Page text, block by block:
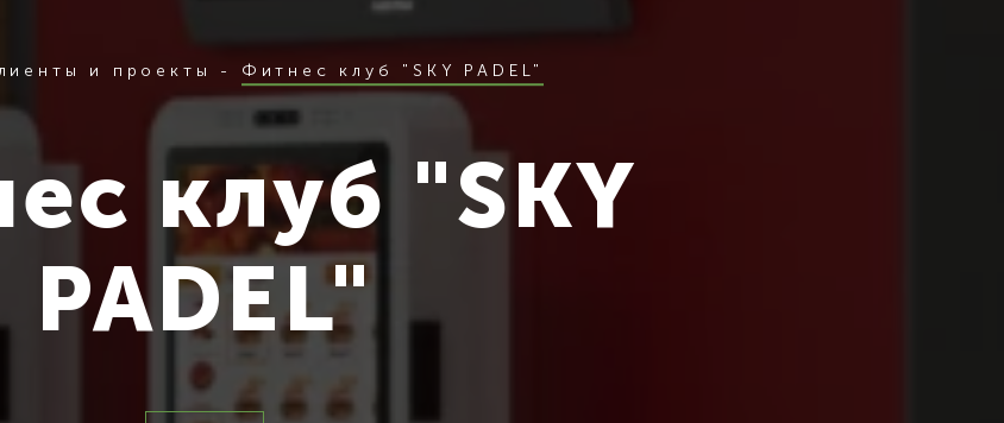
и проекты - Фитнес клуб "SKY PADEL"
клуб "SKY
PADEL"